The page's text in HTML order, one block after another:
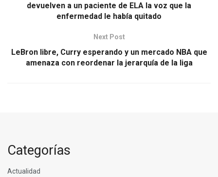
devuelven a un paciente de ELA la voz que la
enfermedad le había quitado
Next Post
LeBron libre, Curry esperando y un mercado NBA que
amenaza con reordenar la jerarquía de la liga
Categorías
Actualidad